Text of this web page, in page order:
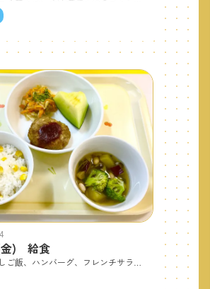
金) 給食